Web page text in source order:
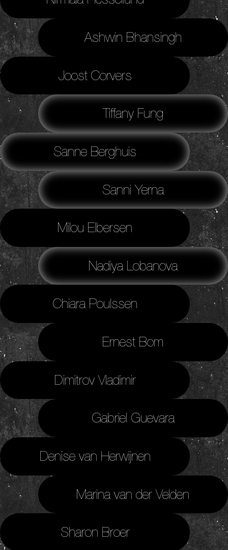
Ashwin Bhansingh
Joost Corvers
Tiffany Fung
Sanne Berghuis
Sanni Yerna
Milou Elbersen
Nadiya Lobanova
Chiara Poulssen
Ernest Bom
Dimitrov Vladimir
Gabriel Guevara
Denise van Herwijnen
Marina van der Velden
Sharon Broer